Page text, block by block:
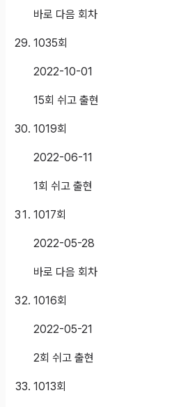
바로 다음 회차
1035회
2022-10-01
15회 쉬고 출현
1019회
2022-06-11
1회 쉬고 출현
1017회
2022-05-28
바로 다음 회차
1016회
2022-05-21
2회 쉬고 출현
1013회